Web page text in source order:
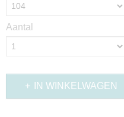
Aantal
IN WINKELWAGEN